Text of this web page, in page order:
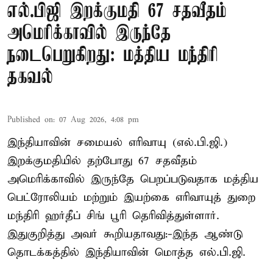
எல்.பிஜி இறக்குமதி 67 சதவீதம்
அமெரிக்காவில் இருந்தே
நடைபெறுகிறது: மத்திய மந்திரி
தகவல்
Published on: 07 Aug 2026, 4:08 pm
இந்தியாவின் சமையல் எரிவாயு (எல்.பி.ஜி.)
இறக்குமதியில் தற்போது 67 சதவீதம்
அமெரிக்காவில் இருந்தே பெறப்படுவதாக மத்திய
பெட்ரோலியம் மற்றும் இயற்கை எரிவாயுத் துறை
மந்திரி ஹர்தீப் சிங் பூரி தெரிவித்துள்ளார்.
இதுகுறித்து அவர் கூறியதாவது:-இந்த ஆண்டு
தொடக்கத்தில் இந்தியாவின் மொத்த எல்.பி.ஜி.